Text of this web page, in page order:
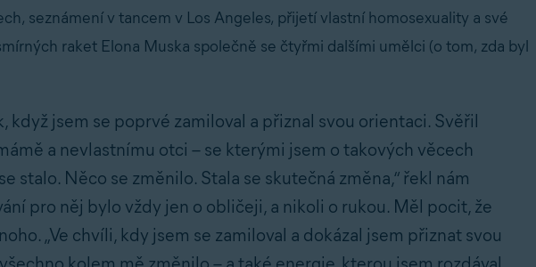
seznámení v tancem v Los Angeles, přijetí vlastní homosexuality a své
raket Elona Muska společně se čtyřmi dalšími umělci (o tom, zda byl
když jsem se poprvé zamiloval a přiznal svou orientaci. Svěřil
a nevlastnímu otci – se kterými jsem o takových věcech
stalo. Něco se změnilo. Stala se skutečná změna,“ řekl nám
pro něj bylo vždy jen o obličeji, a nikoli o rukou. Měl pocit, že
„Ve chvíli, kdy jsem se zamiloval a dokázal jsem přiznat svou